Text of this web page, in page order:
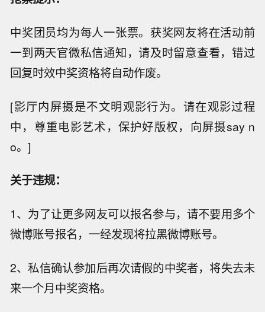
中奖团员均为每人一张票。获奖网友将在活动前
一到两天官微私信通知，请及时留意查看，错过
回复时效中奖资格将自动作废。
[影厅内屏摄是不文明观影行为。请在观影过程
中，尊重电影艺术，保护好版权，向屏摄say n
o。]
关于违规：
1、为了让更多网友可以报名参与，请不要用多个
微博账号报名，一经发现将拉黑微博账号。
2、私信确认参加后再次请假的中奖者，将失去未
来一个月中奖资格。